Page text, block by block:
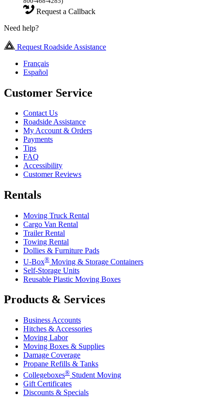
Request a Callback
Need help?
Request Roadside Assistance
Français
Español
Customer Service
Contact Us
Roadside Assistance
My Account & Orders
Payments
Tips
FAQ
Accessibility
Customer Reviews
Rentals
Moving Truck Rental
Cargo Van Rental
Trailer Rental
Towing Rental
Dollies & Furniture Pads
U-Box® Moving & Storage Containers
Self-Storage Units
Reusable Plastic Moving Boxes
Products & Services
Business Accounts
Hitches & Accessories
Moving Labor
Moving Boxes & Supplies
Damage Coverage
Propane Refills & Tanks
Collegeboxes® Student Moving
Gift Certificates
Discounts & Specials